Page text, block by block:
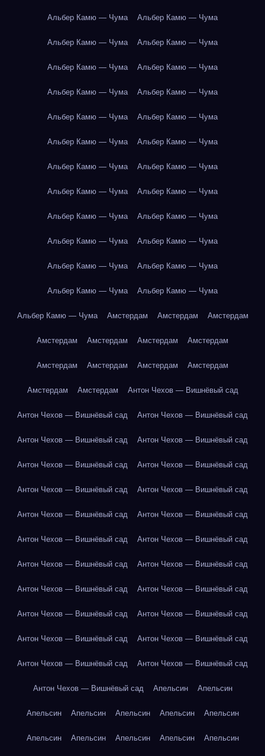
Альбер Камю — Чума Альбер Камю — Чума
Альбер Камю — Чума Альбер Камю — Чума
Альбер Камю — Чума Альбер Камю — Чума
Альбер Камю — Чума Альбер Камю — Чума
Альбер Камю — Чума Альбер Камю — Чума
Альбер Камю — Чума Альбер Камю — Чума
Альбер Камю — Чума Альбер Камю — Чума
Альбер Камю — Чума Альбер Камю — Чума
Альбер Камю — Чума Альбер Камю — Чума
Альбер Камю — Чума Альбер Камю — Чума
Альбер Камю — Чума Альбер Камю — Чума
Альбер Камю — Чума Альбер Камю — Чума
Альбер Камю — Чума Амстердам Амстердам Амстердам
Амстердам Амстердам Амстердам Амстердам
Амстердам Амстердам Амстердам Амстердам
Амстердам Амстердам Антон Чехов — Вишнёвый сад
Антон Чехов — Вишнёвый сад Антон Чехов — Вишнёвый сад
Антон Чехов — Вишнёвый сад Антон Чехов — Вишнёвый сад
Антон Чехов — Вишнёвый сад Антон Чехов — Вишнёвый сад
Антон Чехов — Вишнёвый сад Антон Чехов — Вишнёвый сад
Антон Чехов — Вишнёвый сад Антон Чехов — Вишнёвый сад
Антон Чехов — Вишнёвый сад Антон Чехов — Вишнёвый сад
Антон Чехов — Вишнёвый сад Антон Чехов — Вишнёвый сад
Антон Чехов — Вишнёвый сад Антон Чехов — Вишнёвый сад
Антон Чехов — Вишнёвый сад Антон Чехов — Вишнёвый сад
Антон Чехов — Вишнёвый сад Антон Чехов — Вишнёвый сад
Антон Чехов — Вишнёвый сад Антон Чехов — Вишнёвый сад
Антон Чехов — Вишнёвый сад Апельсин Апельсин
Апельсин Апельсин Апельсин Апельсин Апельсин
Апельсин Апельсин Апельсин Апельсин Апельсин